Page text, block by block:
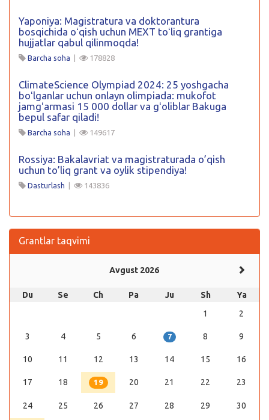
Yaponiya: Magistratura va doktorantura
bosqichida oʻqish uchun MEXT toʻliq grantiga
hujjatlar qabul qilinmoqda!
Barcha soha | 178828
ClimateScience Olympiad 2024: 25 yoshgacha
boʻlganlar uchun onlayn olimpiada: mukofot
jamgʻarmasi 15 000 dollar va gʻoliblar Bakuga
bepul safar qiladi!
Barcha soha | 149617
Rossiya: Bakalavriat va magistraturada o’qish
uchun to’liq grant va oylik stipendiya!
Dasturlash | 143836
Grantlar taqvimi
Avgust 2026
Du Se Ch Pa Ju Sh
Ya
1
2
3 4 5 6 7 8 9
10 11 12 13 14 15 16
17 18 19 20 21 22 23
24 25 26 27 28 29 30